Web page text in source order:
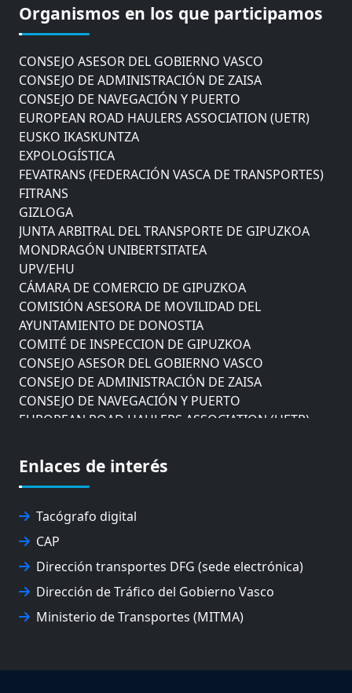
Organismos en los que participamos
AYUNTAMIENTO DE DONOSTIA
COMITÉ DE INSPECCION DE GIPUZKOA
CONSEJO ASESOR DEL GOBIERNO VASCO
CONSEJO DE ADMINISTRACIÓN DE ZAISA
CONSEJO DE NAVEGACIÓN Y PUERTO
EUROPEAN ROAD HAULERS ASSOCIATION (UETR)
EUSKO IKASKUNTZA
EXPOLOGÍSTICA
FEVATRANS (FEDERACIÓN VASCA DE TRANSPORTES)
FITRANS
GIZLOGA
JUNTA ARBITRAL DEL TRANSPORTE DE GIPUZKOA
MONDRAGÓN UNIBERTSITATEA
UPV/EHU
CÁMARA DE COMERCIO DE GIPUZKOA
COMISIÓN ASESORA DE MOVILIDAD DEL
AYUNTAMIENTO DE DONOSTIA
COMITÉ DE INSPECCION DE GIPUZKOA
CONSEJO ASESOR DEL GOBIERNO VASCO
CONSEJO DE ADMINISTRACIÓN DE ZAISA
CONSEJO DE NAVEGACIÓN Y PUERTO
EUROPEAN ROAD HAULERS ASSOCIATION (UETR)
FEVATRANS (FEDERACIÓN VASCA DE TRANSPORTES)
FITRANS
GIZLOGA
JUNTA ARBITRAL DEL TRANSPORTE DE GIPUZKOA
MONDRAGÓN UNIBERTSITATEA
UPV/EHU
Enlaces de interés
Tacógrafo digital
CAP
Dirección transportes DFG (sede electrónica)
Dirección de Tráfico del Gobierno Vasco
Ministerio de Transportes (MITMA)